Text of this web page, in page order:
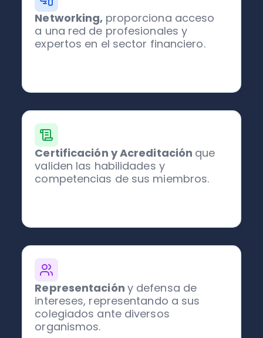
Networking, proporciona acceso
a una red de profesionales y
expertos en el sector financiero.
Certificación y Acreditación que
validen las habilidades y
competencias de sus miembros.
Representación y defensa de
intereses, representando a sus
colegiados ante diversos
organismos.